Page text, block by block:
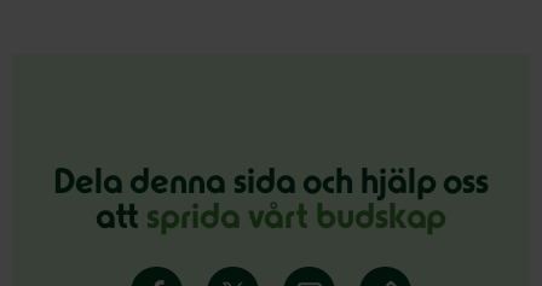
Dela denna sida och hjälp oss
att sprida vårt budskap